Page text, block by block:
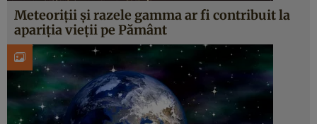
Meteoriții și razele gamma ar fi contribuit la
apariția vieții pe Pământ